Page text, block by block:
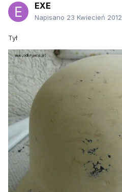
EXE
Napisano 23 Kwiecień 2012
Tył